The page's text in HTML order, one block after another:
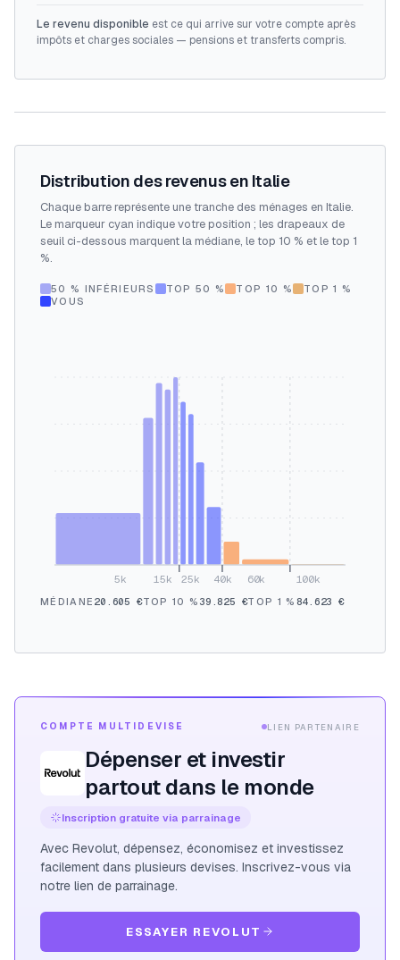
Le revenu disponible est ce qui arrive sur votre compte après
impôts et charges sociales — pensions et transferts compris.
Distribution des revenus en Italie
Chaque barre représente une tranche des ménages en Italie.
Le marqueur cyan indique votre position ; les drapeaux de
seuil ci-dessous marquent la médiane, le top 10 % et le top 1
%.
50 % INFÉRIEURS TOP 50 % TOP 10 %
TOP 1 %
VOUS
5k 15k 25k 40k 60k 100k
MÉDIANE 20.605 €TOP 10 % 39.825 €TOP 1 % 84.623 €
COMPTE MULTIDEVISE LIEN PARTENAIRE
Dépenser et investir
partout dans le monde
Inscription gratuite via parrainage
Avec Revolut, dépensez, économisez et investissez
facilement dans plusieurs devises. Inscrivez-vous via
notre lien de parrainage.
ESSAYER REVOLUT